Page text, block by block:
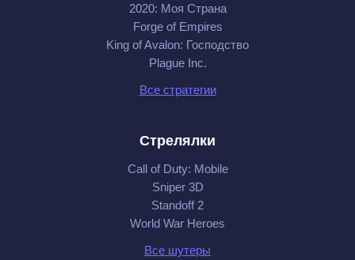
2020: Моя Cтрана
Forge of Empires
King of Avalon: Господство
Plague Inc.
Все стратегии
Стрелялки
Call of Duty: Mobile
Sniper 3D
Standoff 2
World War Heroes
Все шутеры